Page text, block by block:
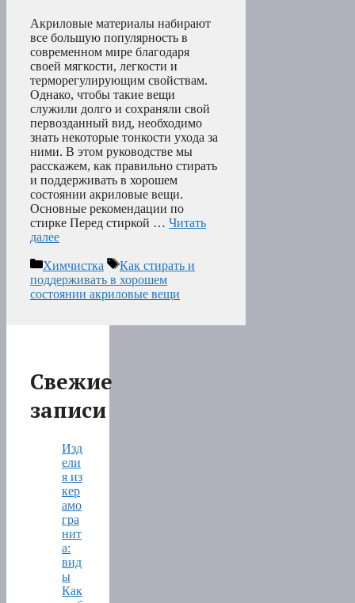
Акриловые материалы набирают
все большую популярность в
современном мире благодаря
своей мягкости, легкости и
терморегулирующим свойствам.
Однако, чтобы такие вещи
служили долго и сохраняли свой
первозданный вид, необходимо
знать некоторые тонкости ухода за
ними. В этом руководстве мы
расскажем, как правильно стирать
и поддерживать в хорошем
состоянии акриловые вещи.
Основные рекомендации по
стирке Перед стиркой … Читать
далее
Рубрики
Химчистка Метки
Как стирать и
поддерживать в хорошем
состоянии акриловые вещи
Свежие
записи
Изд
ели
я из
кер
амо
гра
нит
а:
вид
ы
Как